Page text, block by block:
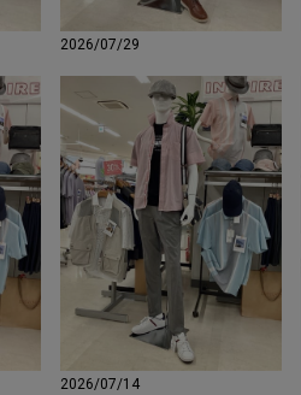
2026/07/29
2026/07/14